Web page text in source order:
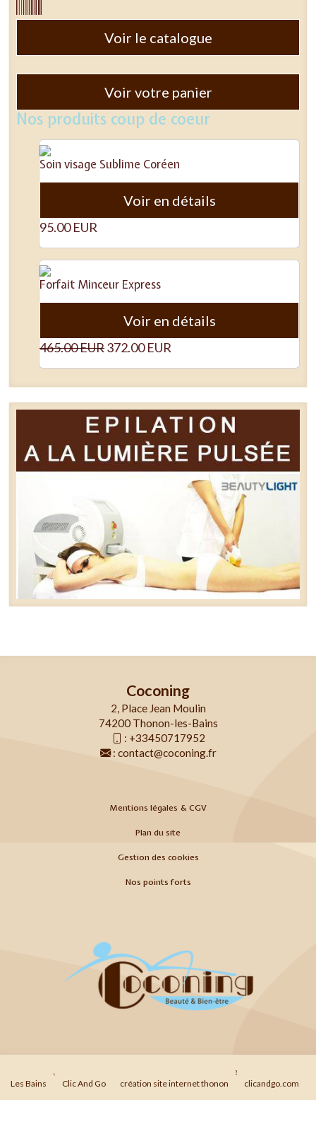
Voir le catalogue
Voir votre panier
Nos produits coup de coeur
Soin visage Sublime Coréen
Voir en détails
95.00 EUR
Forfait Minceur Express
Voir en détails
465.00 EUR372.00 EUR
Coconing
2, Place Jean Moulin
74200 Thonon-les-Bains
: +33450717952
: contact@coconing.fr
Mentions légales & CGV
Plan du site
Gestion des cookies
Nos points forts
Agence Web Thonon Les Bains
Référencement Google Thonon
Les Bains
Clic And Go création site internet thonon clicandgo.com